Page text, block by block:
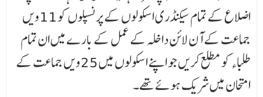
اضلاع کے تمام سیکنڈری اسکولوں کے پرنسپلوں کو 11ویں
جماعت کے آن لائن داخلہ کے عمل کے بارے میں ان تمام
طلباء کو مطلع کریں جو اپنے اسکولوں میں 25ویں جماعت کے
امتحان میں شریک ہوئے تھے۔